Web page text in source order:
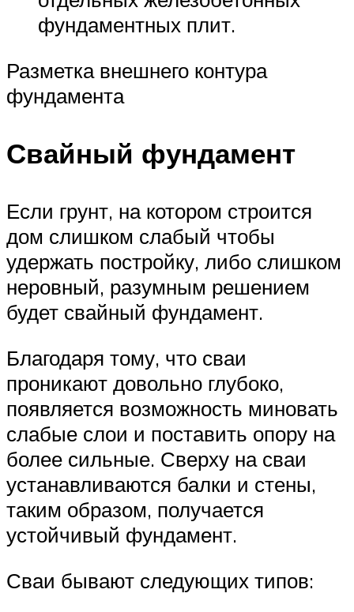
фундаментных плит.
Разметка внешнего контура
фундамента
Свайный фундамент
Если грунт, на котором строится
дом слишком слабый чтобы
удержать постройку, либо слишком
неровный, разумным решением
будет свайный фундамент.
Благодаря тому, что сваи
проникают довольно глубоко,
появляется возможность миновать
слабые слои и поставить опору на
более сильные. Сверху на сваи
устанавливаются балки и стены,
таким образом, получается
устойчивый фундамент.
Сваи бывают следующих типов: